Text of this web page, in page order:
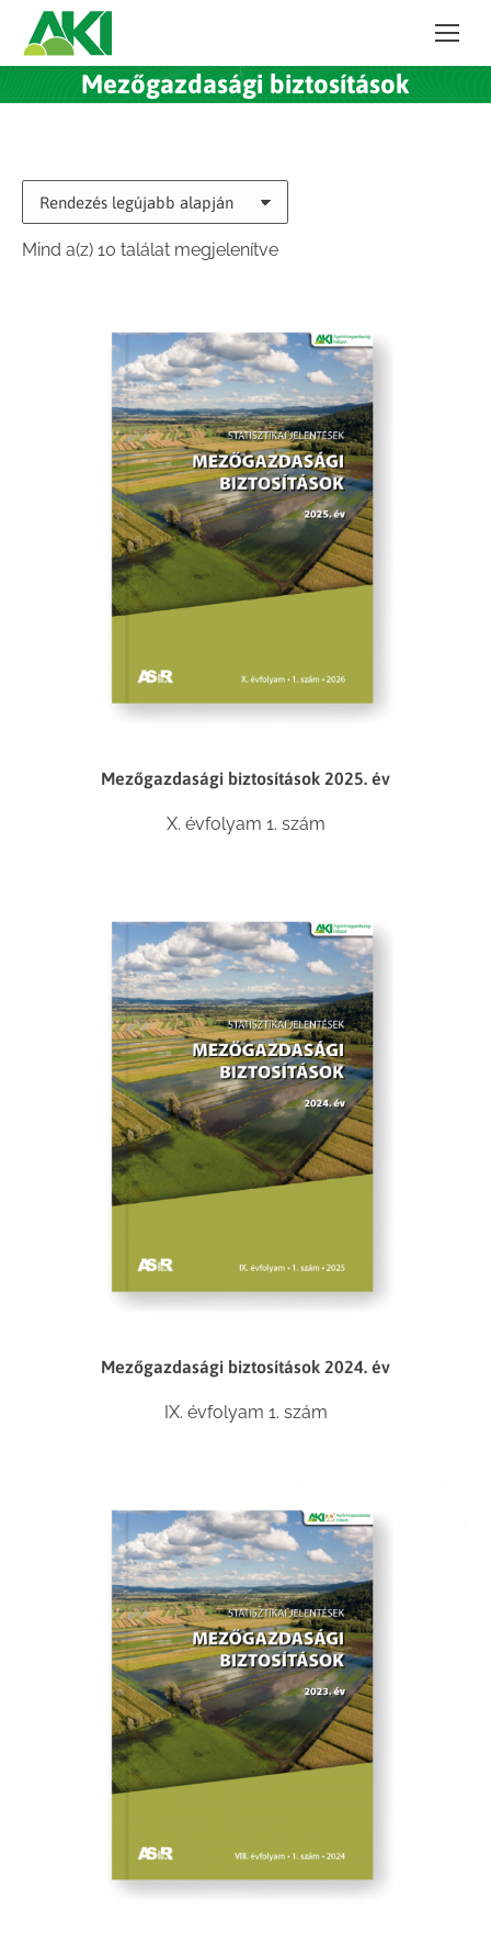
Mezőgazdasági biztosítások
Mind a(z) 10 találat megjelenítveSorted
Mezőgazdasági biztosítások 2025. év
X. évfolyam 1. szám
Mezőgazdasági biztosítások 2024. év
IX. évfolyam 1. szám